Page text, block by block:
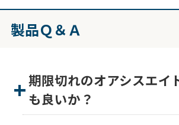
製品Ｑ＆Ａ
期限切れのオアシスエイ
も良いか？